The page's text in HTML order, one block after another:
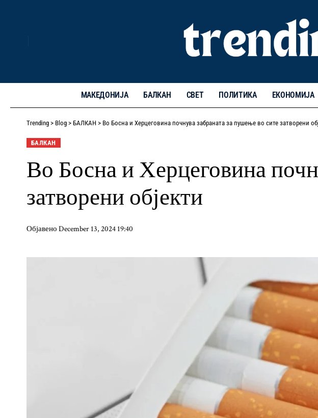
МАКЕДОНИЈА БАЛКАН СВЕТ ПОЛИТИКА ЕКОНОМИЈА
Trending > Blog > БАЛКАН > Во Босна и Херцеговина почнува забраната за пушење во сите затворени
БАЛКАН
Во Босна и Херцеговина
затворени објекти
Објавено December 13, 2024 19:40